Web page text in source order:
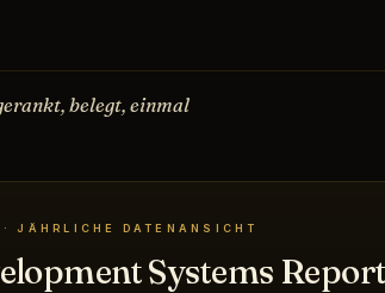
belegt, einmal
JÄHRLICHE DATENANSICHT
Systems